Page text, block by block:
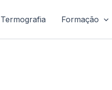
Termografia Formação